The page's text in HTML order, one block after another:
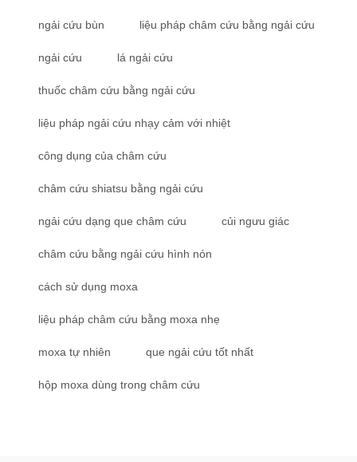
ngải cứu bùn liệu pháp châm cứu bằng ngải cứu
ngải cứu lá ngải cứu
thuốc châm cứu bằng ngải cứu
liệu pháp ngải cứu nhạy cảm với nhiệt
công dụng của châm cứu
châm cứu shiatsu bằng ngải cứu
ngải cứu dạng que châm cứu củi ngưu giác
châm cứu bằng ngải cứu hình nón
cách sử dụng moxa
liệu pháp châm cứu bằng moxa nhẹ
moxa tự nhiên que ngải cứu tốt nhất
hộp moxa dùng trong châm cứu